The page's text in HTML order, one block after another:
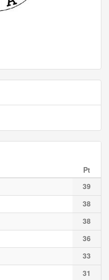
Pt
39
38
38
36
33
31